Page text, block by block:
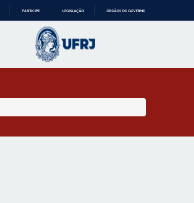
PARTICIPE LEGISLAÇÃO ÓRGÃOS DO GOVERNO